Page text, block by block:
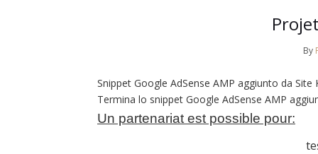
By
Snippet Google AdSense AMP aggiunto da Site
Termina lo snippet Google AdSense AMP
Un partenariat est possible pour: